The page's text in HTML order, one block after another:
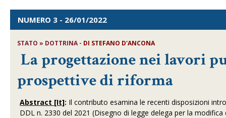
NUMERO 3 - 26/01/2022
STATO » DOTTRINA - DI STEFANO D'ANCONA
La progettazione nei lavori
prospettive di riforma
Abstract [It]: Il contributo esamina le recenti disposizioni
DDL n. 2330 del 2021 (Disegno di legge delega per la